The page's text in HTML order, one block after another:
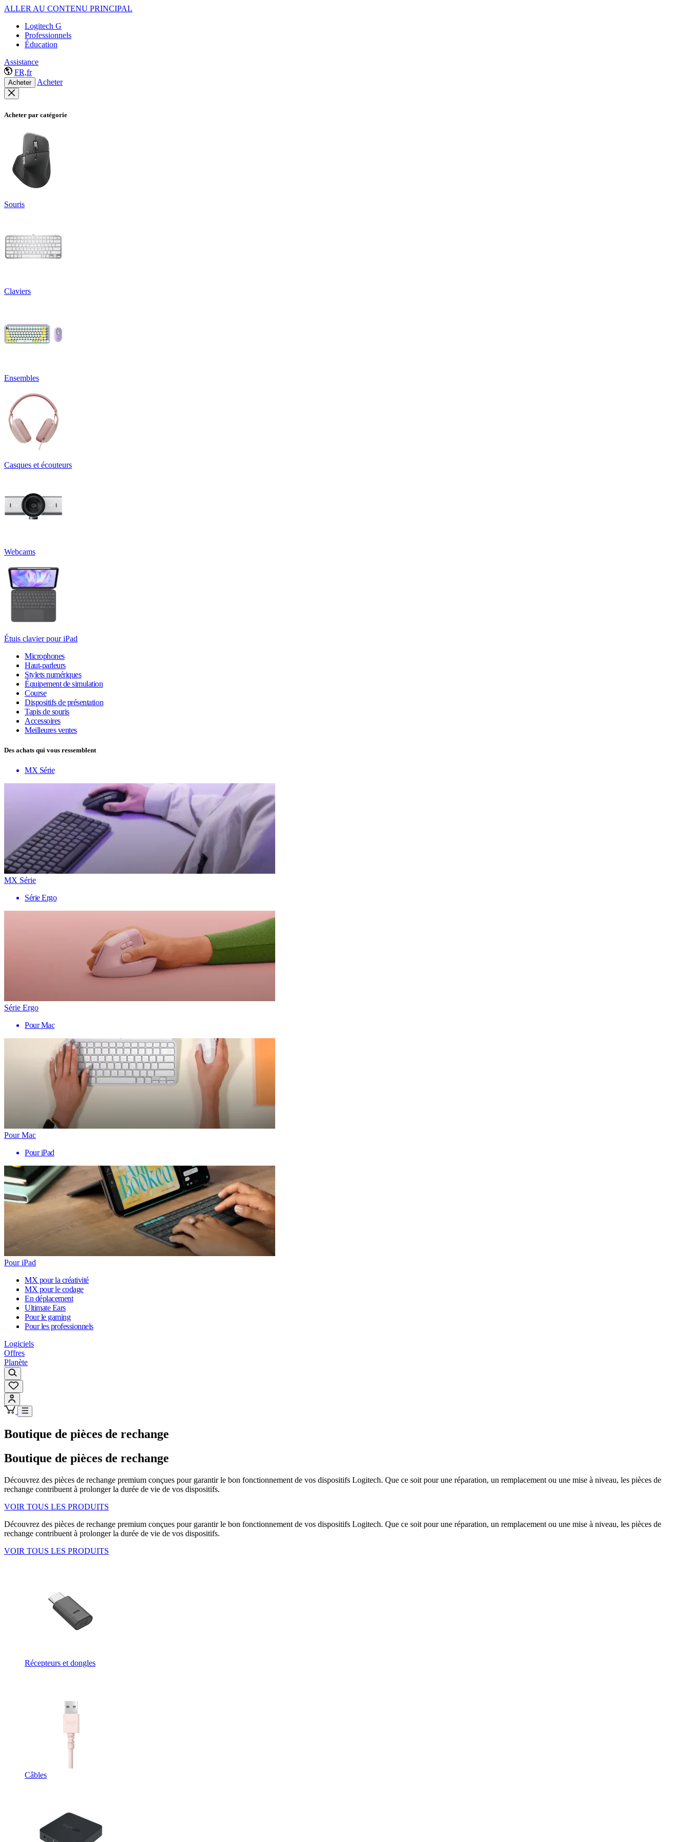
ALLER AU CONTENU PRINCIPAL
Logitech G
Professionnels
Éducation
Assistance
FR,fr
Acheter Acheter
Acheter par catégorie
Souris
Claviers
Ensembles
Casques et écouteurs
Webcams
Étuis clavier pour iPad
Microphones
Haut-parleurs
Stylets numériques
Équipement de simulation
Course
Dispositifs de présentation
Tapis de souris
Accessoires
Meilleures ventes
Des achats qui vous ressemblent
MX Série
MX Série
Série Ergo
Série Ergo
Pour Mac
Pour Mac
Pour iPad
Pour iPad
MX pour la créativité
MX pour le codage
En déplacement
Ultimate Ears
Pour le gaming
Pour les professionnels
Logiciels
Offres
Planète
Boutique de pièces de rechange
Boutique de pièces de rechange
Découvrez des pièces de rechange premium conçues pour garantir le bon fonctionnement de vos dispositifs Logitech. Que ce soit pour une réparation, un remplacement ou une mise à niveau, les pièces de
rechange contribuent à prolonger la durée de vie de vos dispositifs.
VOIR TOUS LES PRODUITS
Découvrez des pièces de rechange premium conçues pour garantir le bon fonctionnement de vos dispositifs Logitech. Que ce soit pour une réparation, un remplacement ou une mise à niveau, les pièces de
rechange contribuent à prolonger la durée de vie de vos dispositifs.
VOIR TOUS LES PRODUITS
Récepteurs et dongles
Câbles